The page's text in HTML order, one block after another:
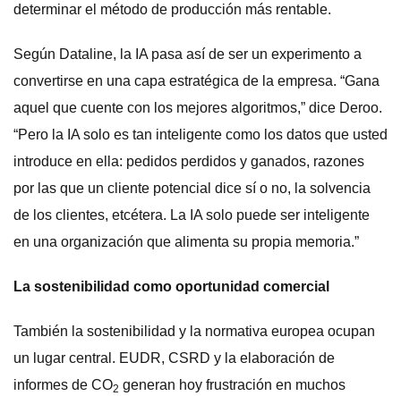
determinar el método de producción más rentable.
Según Dataline, la IA pasa así de ser un experimento a
convertirse en una capa estratégica de la empresa. “Gana
aquel que cuente con los mejores algoritmos,” dice Deroo.
“Pero la IA solo es tan inteligente como los datos que usted
introduce en ella: pedidos perdidos y ganados, razones
por las que un cliente potencial dice sí o no, la solvencia
de los clientes, etcétera. La IA solo puede ser inteligente
en una organización que alimenta su propia memoria.”
La sostenibilidad como oportunidad comercial
También la sostenibilidad y la normativa europea ocupan
un lugar central. EUDR, CSRD y la elaboración de
informes de CO2 generan hoy frustración en muchos